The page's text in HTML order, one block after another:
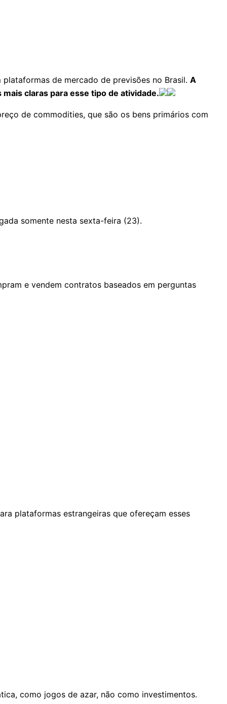
de mercado de previsões no Brasil. A
claras para esse tipo de atividade.
de commodities, que são os bens primários com
somente nesta sexta-feira (23).
e vendem contratos baseados em perguntas
plataformas estrangeiras que ofereçam esses
como jogos de azar, não como investimentos.